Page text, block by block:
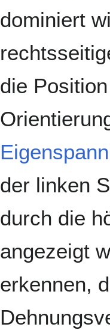
dominiert
die
der linken
durch die
angezeigt
erkennen,